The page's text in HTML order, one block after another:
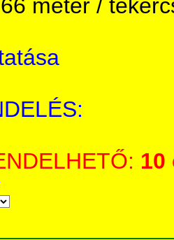
66 méter /
10